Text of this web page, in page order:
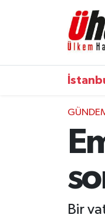
Bir
İstanbul
İstanbul Hava
İstanbul
İstanbul Trafik